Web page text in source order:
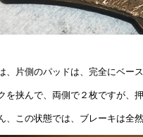
、片側のパッドは、完全にベー
を挟んで、両側で２枚ですが、
、この状態では、ブレーキは全